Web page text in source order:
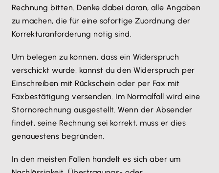
Rechnung bitten. Denke dabei daran, alle Angaben
zu machen, die für eine sofortige Zuordnung der
Korrekturanforderung nötig sind.
Um belegen zu können, dass ein Widerspruch
verschickt wurde, kannst du den Widerspruch per
Einschreiben mit Rückschein oder per Fax mit
Faxbestätigung versenden. Im Normalfall wird eine
Stornorechnung ausgestellt. Wenn der Absender
findet, seine Rechnung sei korrekt, muss er dies
genauestens begründen.
In den meisten Fällen handelt es sich aber um